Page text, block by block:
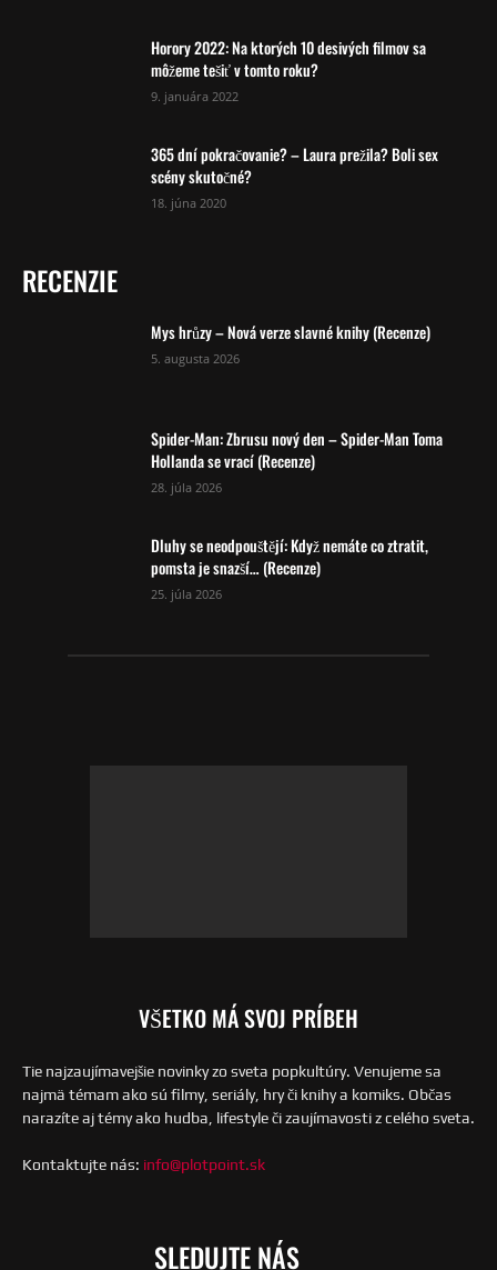
Horory 2022: Na ktorých 10 desivých filmov sa
môžeme tešiť v tomto roku?
9. januára 2022
365 dní pokračovanie? – Laura prežila? Boli sex
scény skutočné?
18. júna 2020
RECENZIE
Mys hrůzy – Nová verze slavné knihy (Recenze)
5. augusta 2026
Spider-Man: Zbrusu nový den – Spider-Man Toma
Hollanda se vrací (Recenze)
28. júla 2026
Dluhy se neodpouštějí: Když nemáte co ztratit,
pomsta je snazší… (Recenze)
25. júla 2026
VŠETKO MÁ SVOJ PRÍBEH
Tie najzaujímavejšie novinky zo sveta popkultúry. Venujeme sa
najmä témam ako sú filmy, seriály, hry či knihy a komiks. Občas
narazíte aj témy ako hudba, lifestyle či zaujímavosti z celého sveta.
Kontaktujte nás: info@plotpoint.sk
SLEDUJTE NÁS